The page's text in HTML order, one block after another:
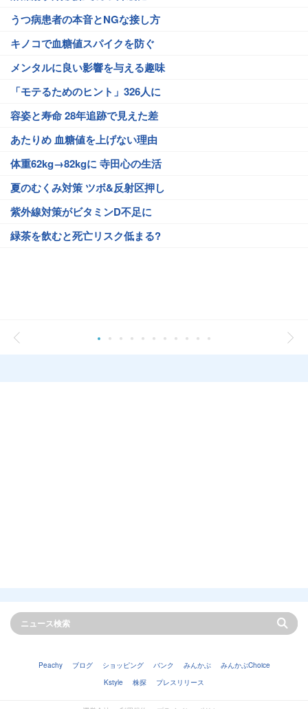
うつ病患者の本音とNGな接し方
キノコで血糖値スパイクを防ぐ
メンタルに良い影響を与える趣味
「モテるためのヒント」326人に
容姿と寿命 28年追跡で見えた差
あたりめ 血糖値を上げない理由
体重62kg→82kgに 寺田心の生活
夏のむくみ対策 ツボ&反射区押し
紫外線対策がビタミンD不足に
緑茶を飲むと死亡リスク低まる?
Peachy ブログ ショッピング バンク みんかぶ
みんかぶChoice
Kstyle
株探 プレスリリース